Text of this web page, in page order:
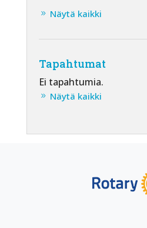
Näytä kaikki
Tapahtumat
Ei tapahtumia.
Näytä kaikki